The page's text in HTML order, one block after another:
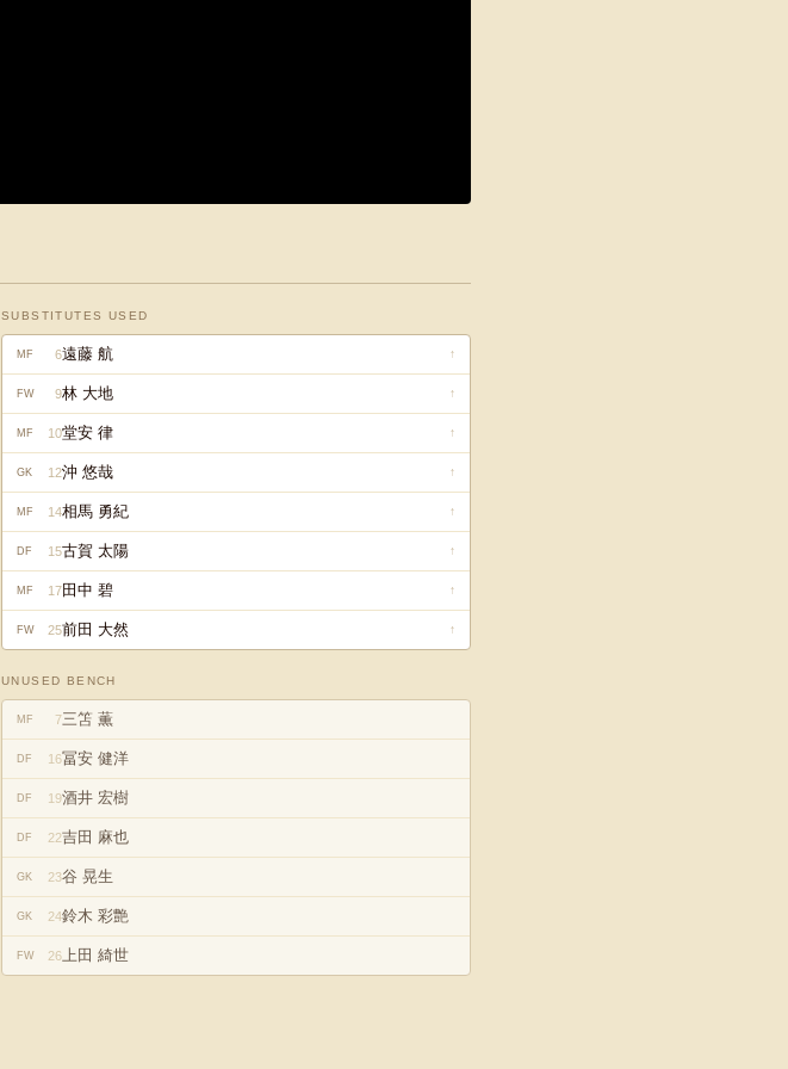
SUBSTITUTES USED
MF 6遠藤 航 ↑
FW 9林 大地 ↑
MF 10堂安 律 ↑
GK 12沖 悠哉 ↑
MF 14相馬 勇紀 ↑
DF 15古賀 太陽 ↑
MF 17田中 碧 ↑
FW 25前田 大然 ↑
UNUSED BENCH
MF 7三笘 薫
DF 16冨安 健洋
DF 19酒井 宏樹
DF 22吉田 麻也
GK 23谷 晃生
GK 24鈴木 彩艶
FW 26 上田 綺世